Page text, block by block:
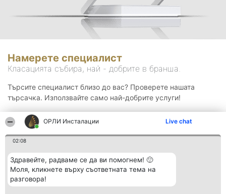
ОРЛИ Инсталации Live chat
02:08
Здравейте, радваме се да ви помогнем! 🙂
Моля, кликнете върху съответната тема на
разговора!
Намерете специалист
Класацията събира, най - добрите в бранша.
Търсите специалист близо до вас? Проверете нашата
търсачка. Използвайте само най-добрите услуги!